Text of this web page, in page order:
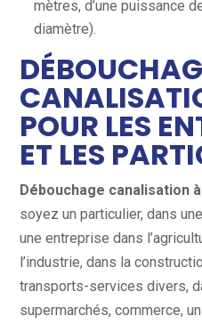
mètres, d’une puissance
diamètre).
POUR LES
ET LES
Débouchage canalisation
soyez un particulier, dans
une entreprise dans
l’industrie, dans la
transports-services divers,
supermarchés, commerce,